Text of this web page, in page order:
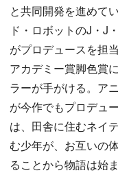
と共同開発を進めて
ド・ロボットのJ・J
がプロデュースを担
アカデミー賞脚色賞
ラーが手がける。ア
が今作でもプロデュ
は、田舎に住むネイ
む少年が、お互いの
ることから物語は始